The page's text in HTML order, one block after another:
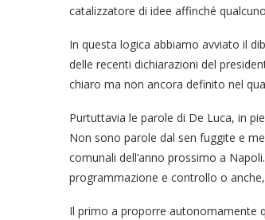
catalizzatore di idee affinché
In questa logica abbiamo avviato il
delle recenti dichiarazioni del
chiaro ma non ancora definito nel
Purtuttavia le parole di De Luca, in
Non sono parole dal sen fuggite e
comunali dell’anno prossimo a
programmazione e controllo o
Il primo a proporre autonomamente